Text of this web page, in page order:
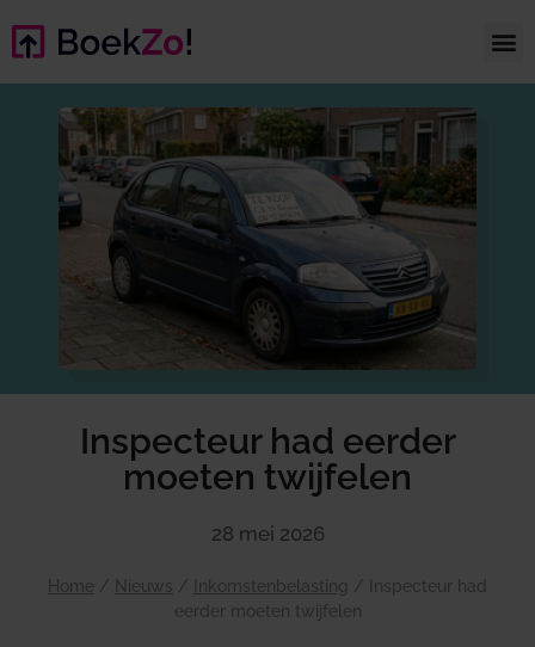
Inspecteur had eerder
moeten twijfelen
28 mei 2026
Home / Nieuws / Inkomstenbelasting / Inspecteur had
eerder moeten twijfelen